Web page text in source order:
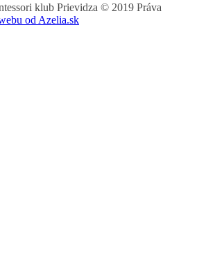
klub Prievidza © 2019 Práva
od Azelia.sk